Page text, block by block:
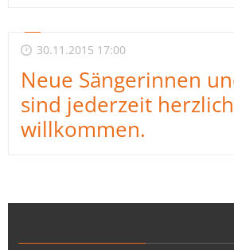
30.11.2015 17:00
Neue Sängerinnen
sind jederzeit herzlich
willkommen.